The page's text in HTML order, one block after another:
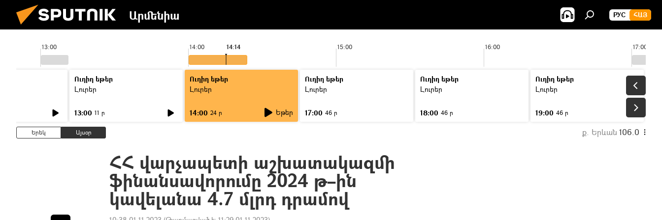
Արմենիա РУС ՀԱՅ
13:00 14:00 15:00 16:00 17:00
14:14
Ուղիղ եթեր
Լուրեր
13:00 11 ր
Ուղիղ եթեր
Լուրեր
14:00 24 ր Եթեր
Ուղիղ եթեր
Լուրեր
17:00 46 ր
Ուղիղ եթեր
Լուրեր
18:00 46 ր
Ուղիղ եթեր
Լուրեր
19:00 46 ր
Երեկ Այսօր ք. Երևան 106.0
ՀՀ վարչապետի աշխատակազմի
ֆինանսավորումը 2024 թ–ին
կավելանա 4.7 մլրդ դրամով